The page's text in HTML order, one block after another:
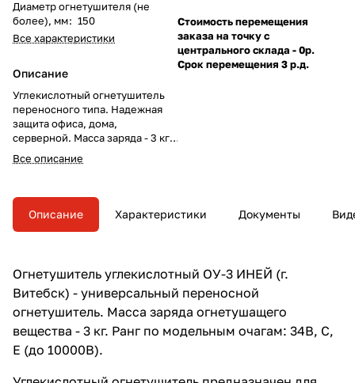
Диаметр огнетушителя (не
более), мм: 150
Все характеристики
Описание
Углекислотный огнетушитель
переносного типа. Надежная
защита офиса, дома,
серверной. Масса заряда - 3 кг.
Ранг по модельным очагам:
34В, С, Е (до 10000В).
Все описание
Стоимость перемещения
заказа на точку с
центрального склада - 0р.
Срок перемещения 3 р.д.
Описание Характеристики Документы
Огнетушитель углекислотный ОУ-3 ИНЕЙ (г.
Витебск) - универсальный переносной
огнетушитель. Масса заряда огнетушащего
вещества - 3 кг. Ранг по модельным очагам: 34В, С,
Е (до 10000В).